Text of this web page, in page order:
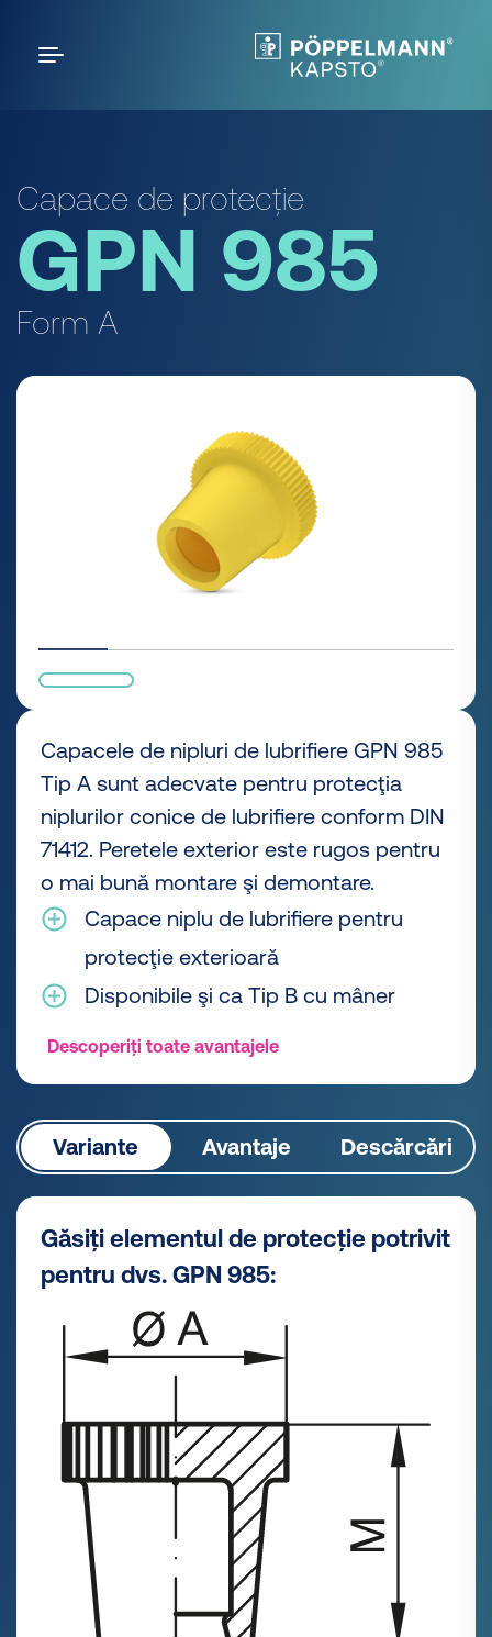
Capace de protecție
GPN 985
Form A
Capacele de nipluri de lubrifiere GPN 985
Tip A sunt adecvate pentru protecţia
niplurilor conice de lubrifiere conform DIN
71412. Peretele exterior este rugos pentru
o mai bună montare şi demontare.
Capace niplu de lubrifiere pentru
protecţie exterioară
Disponibile şi ca Tip B cu mâner
Descoperiți toate avantajele
Variante Avantaje Descărcări
Găsiți elementul de protecție potrivit
pentru dvs. GPN 985: